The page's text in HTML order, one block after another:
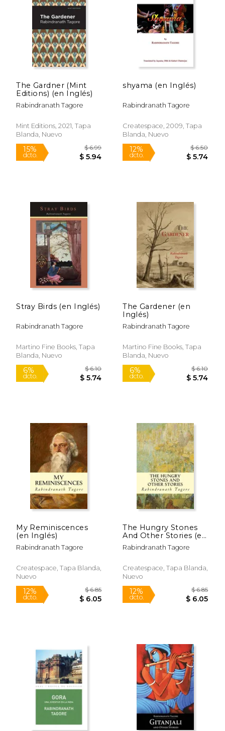
15%
dcto.
12%
dcto.
The Gardner (Mint
Editions) (en Inglés)
Rabindranath Tagore
Mint Editions, 2021, Tapa
Blanda, Nuevo
15%
dcto.
shyama (en Inglés)
Rabindranath Tagore
Createspace, 2009, Tapa
Blanda, Nuevo
12%
dcto.
Stray Birds (en Inglés)
Rabindranath Tagore
Martino Fine Books, Tapa
Blanda, Nuevo
The Gardener (en
Inglés)
Rabindranath Tagore
Martino Fine Books, Tapa
Blanda, Nuevo
My Reminiscences
(en Inglés)
Rabindranath Tagore
Createspace, Tapa Blanda,
Nuevo
The Hungry Stones
And Other Stories (en
Inglés)
Rabindranath Tagore
Createspace, Tapa Blanda,
Nuevo